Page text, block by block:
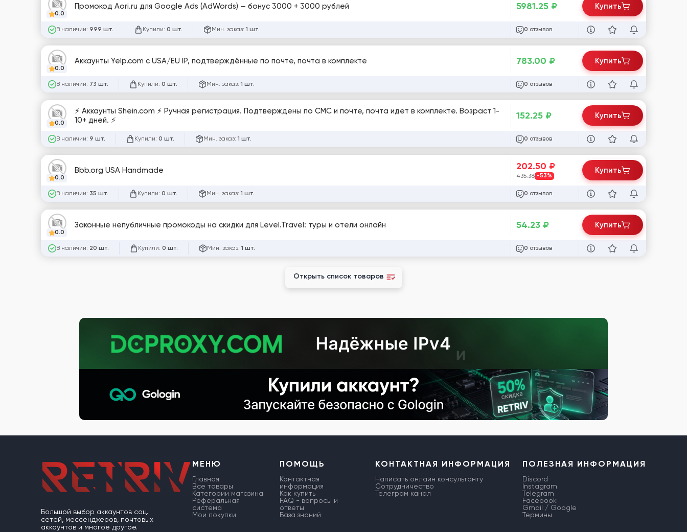
0.0
Промокод Aori.ru для Google Ads (AdWords) — бонус 3000 + 3000 рублей
В наличии: 999 шт. Купили: 0 шт. Мин. заказ: 1 шт.
5981.25 ₽
0 отзывов
Купить
0.0
Аккаунты Yelp.com с USA/EU IP, подтверждённые по почте, почта в комплекте
В наличии: 73 шт. Купили: 0 шт. Мин. заказ: 1 шт.
783.00 ₽
0 отзывов
Купить
0.0
⚡️ Аккаунты Shein.com ⚡️ Ручная регистрация. Подтверждены по СМС и почте, почта идет в комплекте. Возраст 1-
10+ дней. ⚡️
В наличии: 9 шт. Купили: 0 шт. Мин. заказ: 1 шт.
152.25 ₽
0 отзывов
Купить
0.0
Bbb.org USA Handmade
В наличии: 35 шт. Купили: 0 шт. Мин. заказ: 1 шт.
202.50 ₽
435.38 -53%
0 отзывов
Купить
0.0
Законные непубличные промокоды на скидки для Level.Travel: туры и отели онлайн
В наличии: 20 шт. Купили: 0 шт. Мин. заказ: 1 шт.
54.23 ₽
0 отзывов
Купить
Открыть список товаров
Большой выбор аккаунтов соц.
сетей, мессенджеров, почтовых
аккаунтов и многое другое.
МЕНЮ
Главная
Все товары
Категории магазина
Реферальная
система
Мои покупки
ПОМОЩЬ
Контактная
информация
Как купить
FAQ - вопросы и
ответы
База знаний
КОНТАКТНАЯ ИНФОРМАЦИЯ
Написать онлайн консультанту
Сотрудничество
Телеграм канал
ПОЛЕЗНАЯ ИНФОРМАЦИЯ
Discord
Instagram
Telegram
Facebook
Gmail / Google
Термины